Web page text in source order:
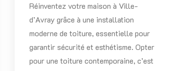
Réinventez votre maison à Ville-
d’Avray grâce à une installation
moderne de toiture, essentielle pour
garantir sécurité et esthétisme. Opter
pour une toiture contemporaine, c’est